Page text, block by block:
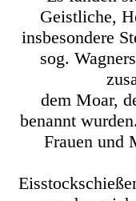
Geistliche,
insbesondere
sog.
dem Moar,
benannt
Frauen und